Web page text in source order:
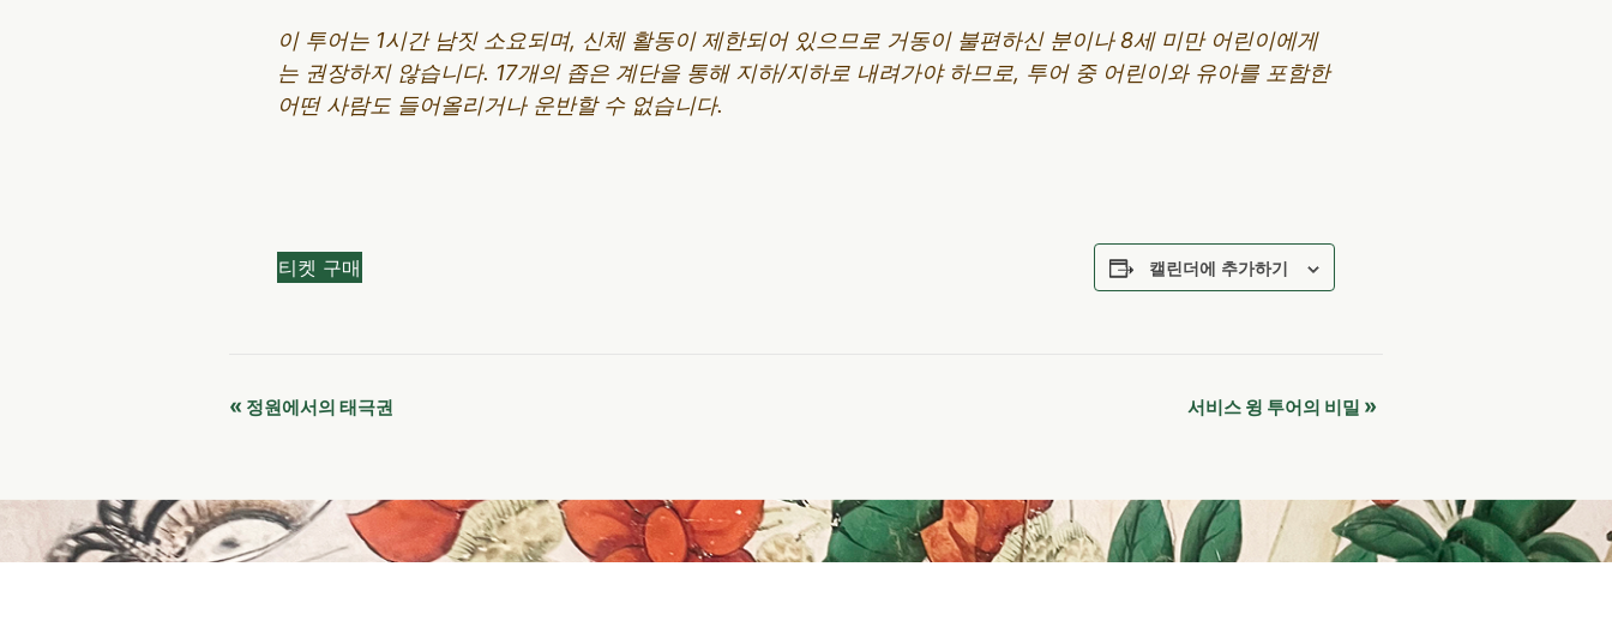
이 투어는 1시간 남짓 소요되며, 신체 활동이 제한되어 있으므로 거동이 불편하신 분이나 8세 미만 어린이에게
는 권장하지 않습니다. 17개의 좁은 계단을 통해 지하/지하로 내려가야 하므로, 투어 중 어린이와 유아를 포함한
어떤 사람도 들어올리거나 운반할 수 없습니다.
티켓 구매 캘린더에 추가하기
이
트
네
« 정원에서의 태극권 서비스 윙 투어의 비밀 »